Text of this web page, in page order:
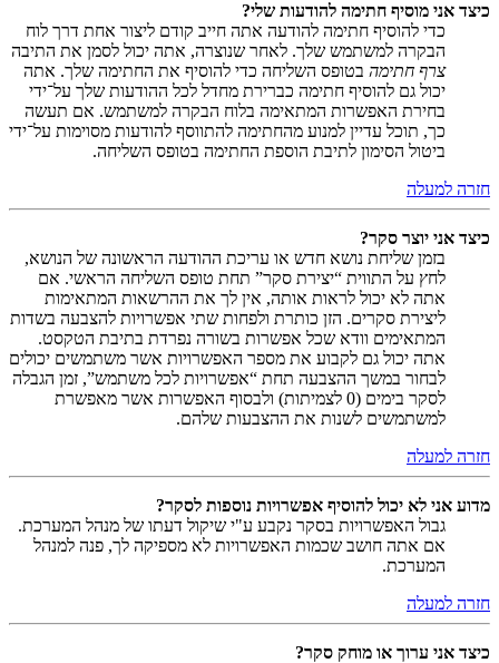
כיצד אני מוסיף חתימה להודעות שלי?
כדי להוסיף חתימה להודעה אתה חייב קודם ליצור אחת דרך לוח
הבקרה למשתמש שלך. לאחר שנוצרה, אתה יכול לסמן את התיבה
צרף חתימה בטופס השליחה כדי להוסיף את החתימה שלך. אתה
יכול גם להוסיף חתימה כברירת מחדל לכל ההודעות שלך על־ידי
בחירת האפשרות המתאימה בלוח הבקרה למשתמש. אם תעשה
כך, תוכל עדיין למנוע מהחתימה להתווסף להודעות מסוימות על־ידי
ביטול הסימון לתיבת הוספת החתימה בטופס השליחה.
חזרה למעלה
כיצד אני יוצר סקר?
בזמן שליחת נושא חדש או עריכת ההודעה הראשונה של הנושא,
לחץ על התווית “יצירת סקר” תחת טופס השליחה הראשי. אם
אתה לא יכול לראות אותה, אין לך את ההרשאות המתאימות
ליצירת סקרים. הזן כותרת ולפחות שתי אפשרויות להצבעה בשדות
המתאימים וודא שכל אפשרות בשורה נפרדת בתיבת הטקסט.
אתה יכול גם לקבוע את מספר האפשרויות אשר משתמשים יכולים
לבחור במשך ההצבעה תחת “אפשרויות לכל משתמש”, זמן הגבלה
לסקר בימים (0 לצמיתות) ולבסוף האפשרות אשר מאפשרת
למשתמשים לשנות את ההצבעות שלהם.
חזרה למעלה
מדוע אני לא יכול להוסיף אפשרויות נוספות לסקר?
גבול האפשרויות בסקר נקבע ע"י שיקול דעתו של מנהל המערכת.
אם אתה חושב שכמות האפשרויות לא מספיקה לך, פנה למנהל
המערכת.
חזרה למעלה
כיצד אני ערוך או מוחק סקר?